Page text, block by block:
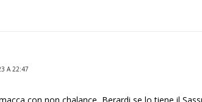
A 22:47
con non chalance, Berardi se lo tiene il